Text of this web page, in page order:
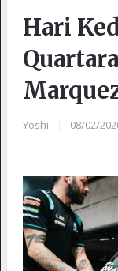
Hari
Yoshi 08/02/